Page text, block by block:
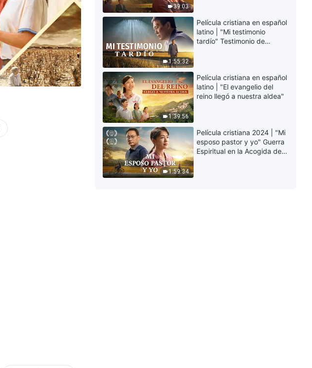
39:03
1:55:32
Película cristiana en español
latino | "Mi testimonio
tardío" Testimonio de
1:39:56
Película cristiana en español
latino | "El evangelio del
reino llegó a nuestra aldea"
1:59:34
Película cristiana 2024 | "Mi
esposo pastor y yo" Guerra
Espiritual en la Acogida del